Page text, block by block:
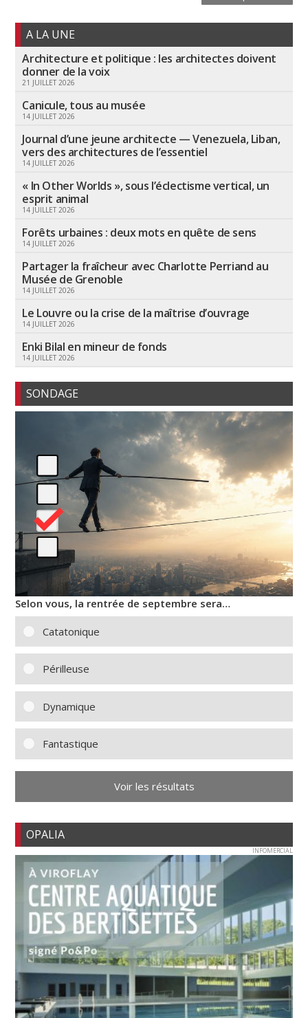
A LA UNE
Architecture et politique : les architectes doivent
donner de la voix
21 JUILLET 2026
Canicule, tous au musée
14 JUILLET 2026
Journal d’une jeune architecte — Venezuela, Liban,
vers des architectures de l’essentiel
14 JUILLET 2026
« In Other Worlds », sous l’éclectisme vertical, un
esprit animal
14 JUILLET 2026
Forêts urbaines : deux mots en quête de sens
14 JUILLET 2026
Partager la fraîcheur avec Charlotte Perriand au
Musée de Grenoble
14 JUILLET 2026
Le Louvre ou la crise de la maîtrise d’ouvrage
14 JUILLET 2026
Enki Bilal en mineur de fonds
14 JUILLET 2026
SONDAGE
Selon vous, la rentrée de septembre sera…
Catatonique
Périlleuse
Dynamique
Fantastique
Voir les résultats
OPALIA
INFOMERCIAL